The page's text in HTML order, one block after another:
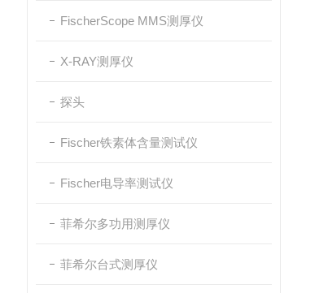
FischerScope MMS测厚仪
X-RAY测厚仪
探头
Fischer铁素体含量测试仪
Fischer电导率测试仪
菲希尔多功用测厚仪
菲希尔台式测厚仪